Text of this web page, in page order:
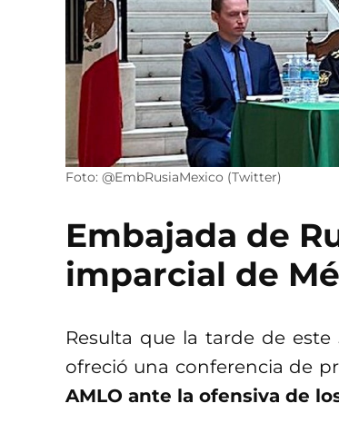
Foto: @EmbRusiaMexico (Twitter)
Embajada de
imparcial de
Resulta que la tarde de este
ofreció una conferencia de
AMLO ante la ofensiva de